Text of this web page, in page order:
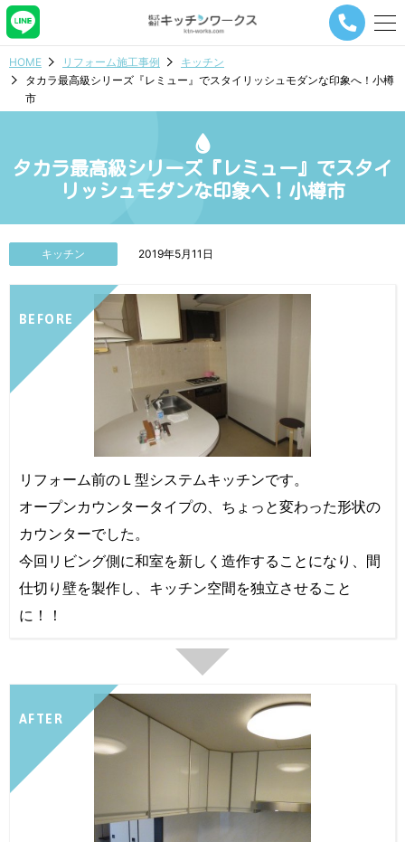
メ
ー
ビ
シ
ョ
タ
HOME リフォーム施工事例
キッチン
タカラ最高級シリーズ『レミュー』でスタイリッシュモダンな印象へ！小樽
市
タカラ最高級シリーズ『レミュー』でスタイ
リッシュモダンな印象へ！小樽市
キッチン 2019年5月11日
BEFORE
リフォーム前のＬ型システムキッチンです。
オープンカウンタータイプの、ちょっと変わった形状の
カウンターでした。
今回リビング側に和室を新しく造作することになり、間
仕切り壁を製作し、キッチン空間を独立させること
に！！
AFTER